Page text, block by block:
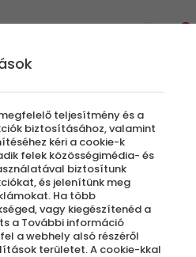
Design
teljesítmény és a
biztosításához, valamint
kéri a cookie-k
felek közösségimédia- és
biztosítunk
és jelenítünk meg
Ha több
vagy kiegészítenéd a
a További információ
a webhely alsó részéről
területet. A cookie-kkal